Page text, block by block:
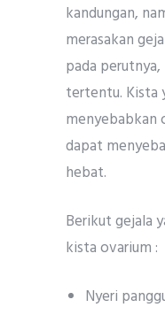
kandungan,
merasakan
pada
tertentu. Kista
menyebabkan
dapat
hebat.
Berikut gejala
kista ovarium :
Nyeri